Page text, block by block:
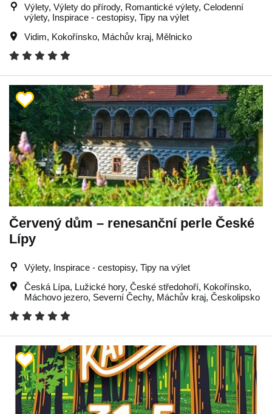
Výlety, Výlety do přírody, Romantické výlety, Celodenní
výlety, Inspirace - cestopisy, Tipy na výlet
Vidim, Kokořínsko, Máchův kraj, Mělnicko
Červený dům – renesanční perle České
Lípy
Výlety, Inspirace - cestopisy, Tipy na výlet
Česká Lípa, Lužické hory, České středohoří, Kokořínsko,
Máchovo jezero, Severní Čechy, Máchův kraj, Českolipsko